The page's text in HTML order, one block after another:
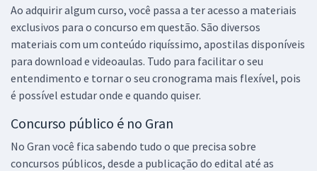
Ao adquirir algum curso, você passa a ter acesso a materiais
exclusivos para o concurso em questão. São diversos
materiais com um conteúdo riquíssimo, apostilas disponíveis
para download e videoaulas. Tudo para facilitar o seu
entendimento e tornar o seu cronograma mais flexível, pois
é possível estudar onde e quando quiser.
Concurso público é no Gran
No Gran você fica sabendo tudo o que precisa sobre
concursos públicos, desde a publicação do edital até as